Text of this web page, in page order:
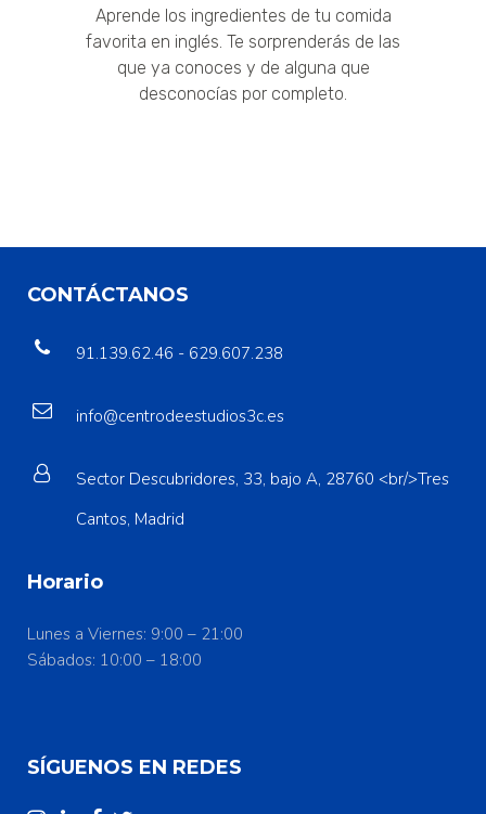
Aprende los ingredientes de tu comida
favorita en inglés. Te sorprenderás de las
que ya conoces y de alguna que
desconocías por completo.
CONTÁCTANOS
91.139.62.46 - 629.607.238
info@centrodeestudios3c.es
Sector Descubridores, 33, bajo A, 28760 <br/>Tres
Cantos, Madrid
Horario
Lunes a Viernes: 9:00 – 21:00
Sábados: 10:00 – 18:00
SÍGUENOS EN REDES